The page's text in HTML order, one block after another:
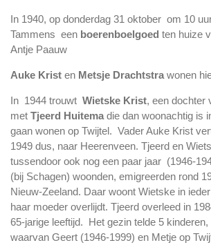
In 1940, op donderdag 31 oktober om 10
Tammens een boerenboelgoed ten huize
Antje Paauw
Auke Krist en Metsje Drachtstra wonen
In 1944 trouwt Wietske Krist, een dochter
met Tjeerd Huitema die dan woonachtig is
gaan wonen op Twijtel. Vader Auke Krist
1949 dus, naar Heerenveen. Tjeerd en
tussendoor ook nog een paar jaar (1946-
(bij Schagen) woonden, emigreerden rond
Nieuw-Zeeland. Daar woont Wietske in
haar moeder overlijdt. Tjeerd overleed in
65-jarige leeftijd. Het gezin telde 5 kinderen,
waarvan Geert (1946-1999) en Metje op